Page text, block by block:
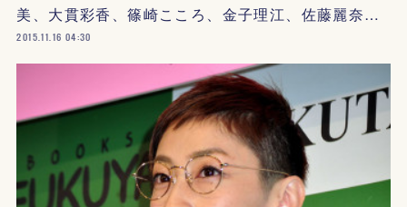
美、大貫彩香、篠崎こころ、金子理江、佐藤麗奈…
2015.11.16 04:30